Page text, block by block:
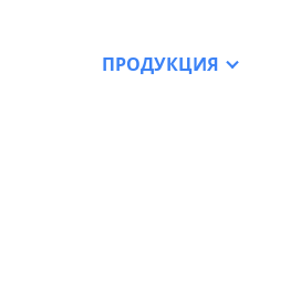
ПРОДУКЦИЯ